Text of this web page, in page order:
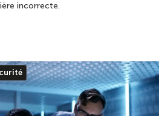
incorrecte.